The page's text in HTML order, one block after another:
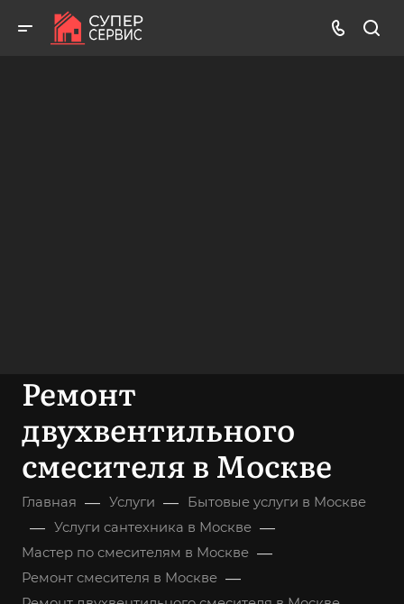
Ремонт
двухвентильного
смесителя в Москве
Главная — Услуги — Бытовые услуги в Москве
— Услуги сантехника в Москве —
Мастер по смесителям в Москве —
Ремонт смесителя в Москве —